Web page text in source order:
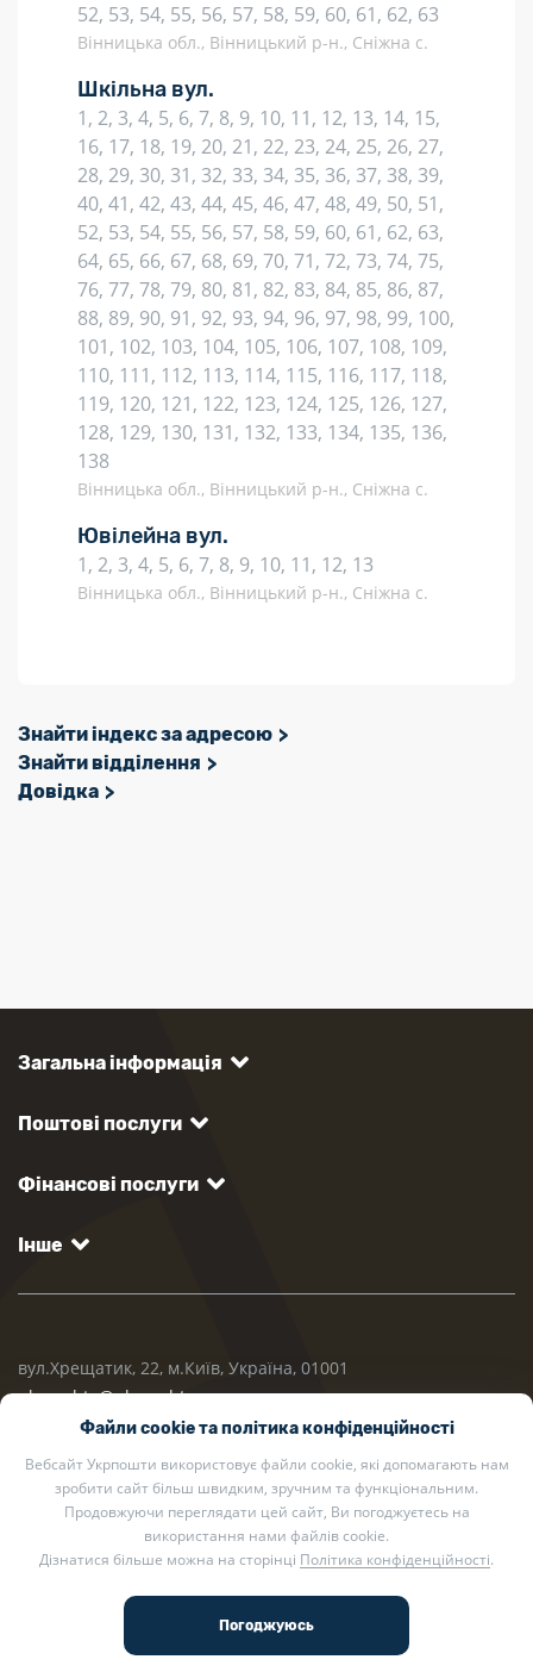
52, 53, 54, 55, 56, 57, 58, 59, 60, 61, 62, 63
Вінницька обл., Вінницький р-н., Сніжна с.
Шкільна вул.
1, 2, 3, 4, 5, 6, 7, 8, 9, 10, 11, 12, 13, 14, 15,
16, 17, 18, 19, 20, 21, 22, 23, 24, 25, 26, 27,
28, 29, 30, 31, 32, 33, 34, 35, 36, 37, 38, 39,
40, 41, 42, 43, 44, 45, 46, 47, 48, 49, 50, 51,
52, 53, 54, 55, 56, 57, 58, 59, 60, 61, 62, 63,
64, 65, 66, 67, 68, 69, 70, 71, 72, 73, 74, 75,
76, 77, 78, 79, 80, 81, 82, 83, 84, 85, 86, 87,
88, 89, 90, 91, 92, 93, 94, 96, 97, 98, 99, 100,
101, 102, 103, 104, 105, 106, 107, 108, 109,
110, 111, 112, 113, 114, 115, 116, 117, 118,
119, 120, 121, 122, 123, 124, 125, 126, 127,
128, 129, 130, 131, 132, 133, 134, 135, 136,
138
Вінницька обл., Вінницький р-н., Сніжна с.
Ювілейна вул.
1, 2, 3, 4, 5, 6, 7, 8, 9, 10, 11, 12, 13
Вінницька обл., Вінницький р-н., Сніжна с.
Знайти індекс за адресою
Знайти відділення
Довідка
Загальна інформація
Поштові послуги
Фінансові послуги
Інше
вул.Хрещатик, 22, м.Київ, Україна, 01001
ukrposhta@ukrposhta.ua
2002 — 2026 Укрпошта. Всі права захищено.
Політика конфіденційності
Файли cookie та політика конфіденційності
Вебсайт Укрпошти використовує файли cookie, які допомагають нам
зробити сайт більш швидким, зручним та функціональним.
Продовжуючи переглядати цей сайт, Ви погоджуєтесь на
використання нами файлів cookie.
Дізнатися більше можна на сторінці Політика конфіденційності.